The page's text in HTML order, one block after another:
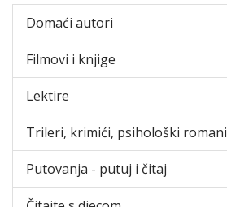
Domaći autori
Filmovi i knjige
Lektire
Trileri, krimići, psihološki romani
Putovanja - putuj i čitaj